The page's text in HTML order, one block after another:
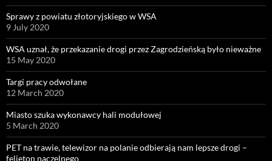
Sprawy z powiatu złotoryjskiego w WSA
9 July 2020
WSA uznał, że przekazanie drogi przez Zagrodzieńską było nieważne
15 May 2020
Targi pracy odwołane
12 March 2020
Miasto szuka wykonawcy hali modułowej
5 March 2020
PET na trawie, telewizor na polanie odbierają nam lepsze drogi –
felieton naczelnego